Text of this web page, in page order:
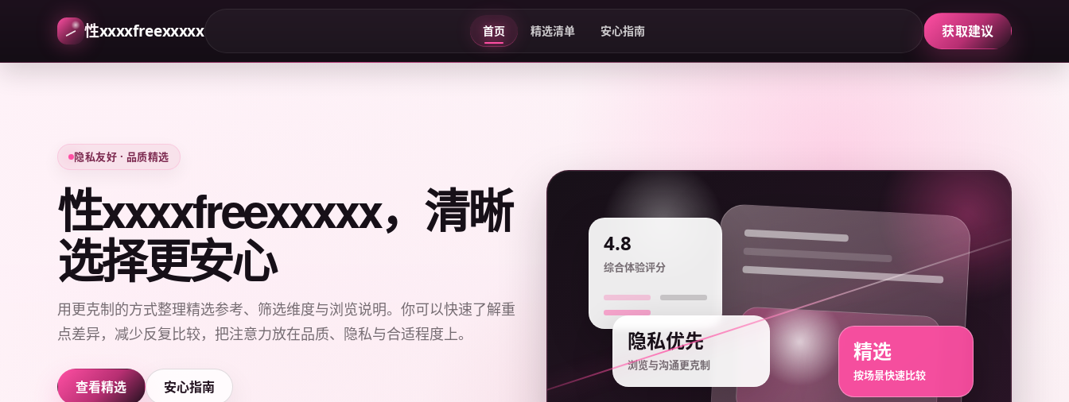
性xxxxfreexxxxx 首页 精选清单 安心指南 获取建议
隐私友好 · 品质精选
性xxxxfreexxxxx，清晰
选择更安心
用更克制的方式整理精选参考、筛选维度与浏览说明。你可以快速了解重
点差异，减少反复比较，把注意力放在品质、隐私与合适程度上。
查看精选 安心指南
4.8
综合体验评分
隐私优先
浏览与沟通更克制
精选
按场景快速比较